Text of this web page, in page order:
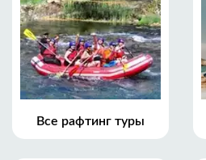
Все рафтинг туры